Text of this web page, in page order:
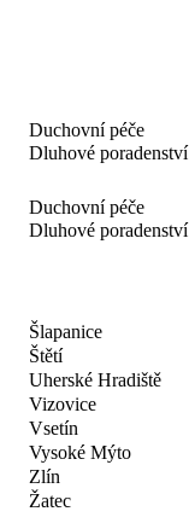
Duchovní péče
Dluhové poradenství
Duchovní péče
Dluhové poradenství
Šlapanice
Štětí
Uherské Hradiště
Vizovice
Vsetín
Vysoké Mýto
Zlín
Žatec